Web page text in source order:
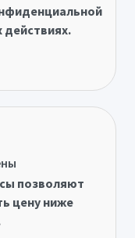
действиях.
позволяют
цену ниже